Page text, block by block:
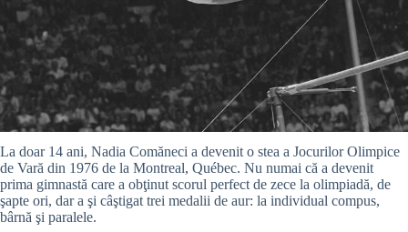
La doar 14 ani, Nadia Comăneci a devenit o stea a Jocurilor Olimpice
de Vară din 1976 de la Montreal, Québec. Nu numai că a devenit
prima gimnastă care a obţinut scorul perfect de zece la olimpiadă, de
şapte ori, dar a şi câştigat trei medalii de aur: la individual compus,
bârnă şi paralele.